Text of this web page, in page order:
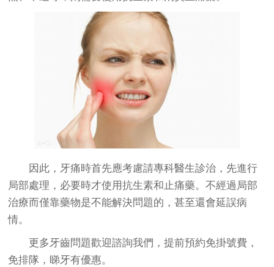
因此，牙痛時首先應考慮請專科醫生診治，先進行
局部處理，必要時才使用抗生素和止痛藥。不經過局部
治療而僅靠藥物是不能解決問題的，甚至還會延誤病
情。
更多牙齒問題歡迎諮詢我們，提前預約免掛號費，
免排隊，睇牙有優惠。